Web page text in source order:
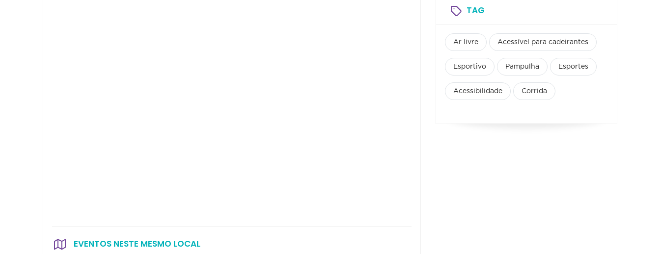
EVENTOS NESTE MESMO LOCAL
TAG
Ar livre Acessível para cadeirantes
Esportivo Pampulha Esportes
Acessibilidade Corrida